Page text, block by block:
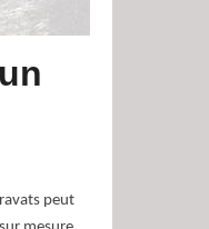
peut